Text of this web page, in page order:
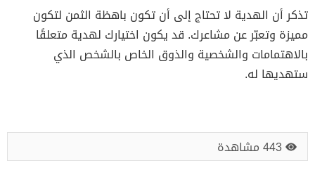
تذكر أن الهدية لا تحتاج إلى أن تكون باهظة الثمن لتكون
مميزة وتعبّر عن مشاعرك. قد يكون اختيارك لهدية متعلقًا
بالاهتمامات والشخصية والذوق الخاص بالشخص الذي
ستهديها له.
443 مشاهدة